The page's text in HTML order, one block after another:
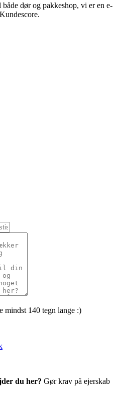
dør og pakkeshop, vi er en e-
mindst 140 tegn lange :)
du her? Gør krav på ejerskab